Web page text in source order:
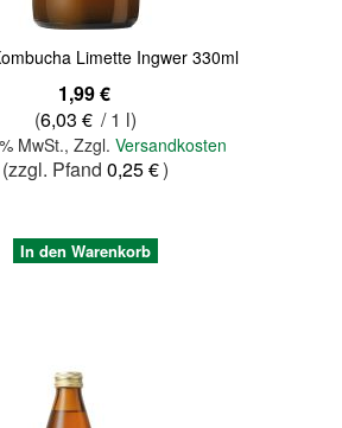
Limette Ingwer 330ml
1,99 €
(6,03 € / 1 l)
MwSt.,Zzgl.Versandkosten
(zzgl. Pfand0,25 €)
In den Warenkorb